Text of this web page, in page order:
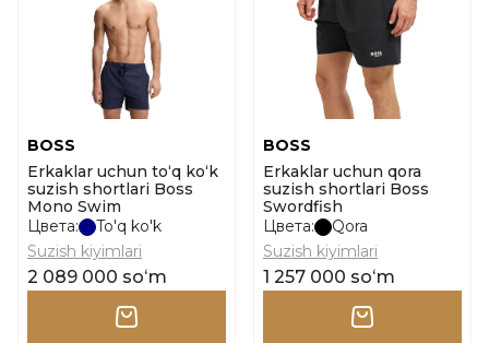
BOSS
Erkaklar uchun to‘q ko‘k
suzish shortlari Boss
Mono Swim
Цвета:
To'q ko'k
Suzish kiyimlari
2 089 000 soʻm
BOSS
Erkaklar uchun qora
suzish shortlari Boss
Swordfish
Цвета:
Qora
Suzish kiyimlari
1 257 000 soʻm